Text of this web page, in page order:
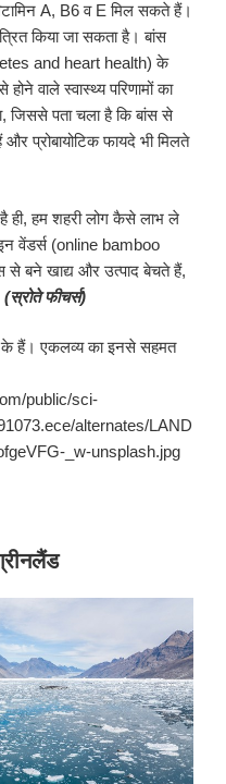
A, B6 व E मिल सकते हैं।
किया जा सकता है। बांस
and heart health) के
वाले स्वास्थ्य परिणामों का
जिससे पता चला है कि बांस से
प्रोबायोटिक फायदे भी मिलते
ही, हम शहरी लोग कैसे लाभ ले
वेंडर्स (online bamboo
से बने खाद्य और उत्पाद बेचते हैं,
(स्रोते फीचर्स)
के हैं। एकलव्य का इनसे सहमत
public/sci-
alternates/LAND
_w-unsplash.jpg